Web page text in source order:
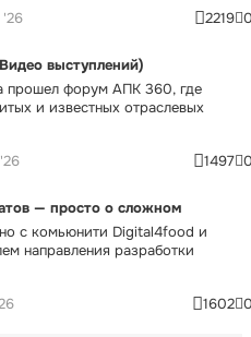
'26 2219
выступлений)
прошел форум АПК 360, где
и известных отраслевых
1497
— просто о сложном
с комьюнити Digital4food и
направления разработки
1602